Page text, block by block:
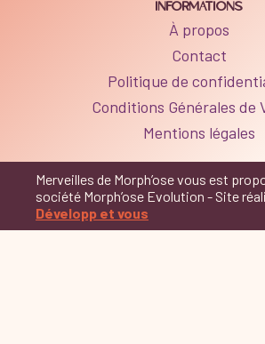
INFORMATIONS
À propos
Contact
Politique de
Conditions Générales de
Mentions légales
Merveilles de Morph’ose vous est
société Morph’ose Evolution - Site
Développ et vous